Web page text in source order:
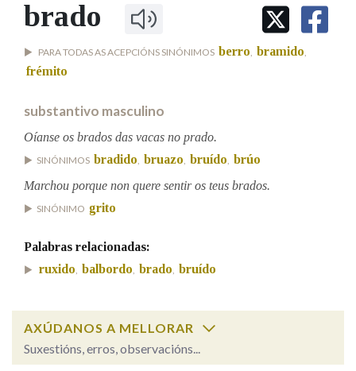
IDENTIDADE CORPORATIVA
MARCIAL DEL ADALID
CASA-MUSEO EMILIA PARDO
FIGURAS HOMENAXEADAS
HISTORIA
Facebook
TwitterYoutubeInstagram
Bluesky
BUSCAR NOS LEMAS
Comeza por
Remata por
BUSCAR NO CONTIDO
Nas definicións
brado
PARA TODAS AS ACEPCIÓNS SINÓNIMOS berro, bramido,
frémito
substantivo masculino
Oíanse os brados das vacas no prado.
SINÓNIMOS bradido, bruazo, bruído, brúo
Marchou porque non quere sentir os teus brados.
SINÓNIMO grito
Palabras relacionadas:
ruxido, balbordo, brado, bruído
AXÚDANOS A MELLORAR
Suxestións, erros, observacións...